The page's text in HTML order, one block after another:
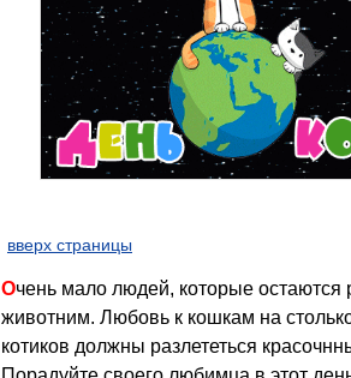
вверх страницы
Очень мало людей, которые остаются равнодушные к этим милым, пушистым и ласковым домашним
животним. Любовь к кошкам на
котиков должны разлететься